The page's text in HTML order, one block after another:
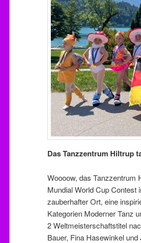
Das Tanzzentrum Hiltrup
Woooow, das Tanzzentrum
Mundial World Cup Contest
zauberhafter Ort, eine
Kategorien Moderner Tanz
2 Weltmeisterschaftstitel
Bauer, Fina Hasewinkel